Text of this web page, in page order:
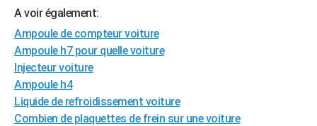
Alimentation
Guide de la santé
Maladies
Médicaments
Sommeil
Destinations
City break
Voyage nature
Voyage de noces
Forum
Climat
+PHOTO
GUIDES D'ACHAT
BONS PLANS
A voir également:
Ampoule de compteur voiture
Ampoule h7 pour quelle voiture
Injecteur voiture
Ampoule h4
Liquide de refroidissement voiture
Combien de plaquettes de frein sur une voiture